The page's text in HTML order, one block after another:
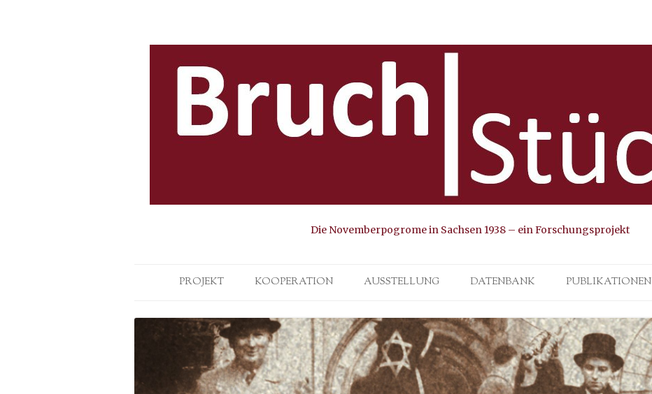
Die Novemberpogrome in Sachsen 1938 – ein Forschungsprojekt
PROJEKT
IHRE GESCHICHTE|N
PRESSEBERICHTE
KOOPERATION AUSSTELLUNG
FLYER ZUR AUSSTELLUNG
DATENBANK PUBLIKATIONEN